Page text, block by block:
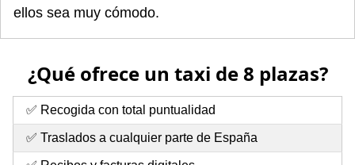
ellos sea muy cómodo.
¿Qué ofrece un taxi de 8 plazas?
✅ Recogida con total puntualidad
✅ Traslados a cualquier parte de España